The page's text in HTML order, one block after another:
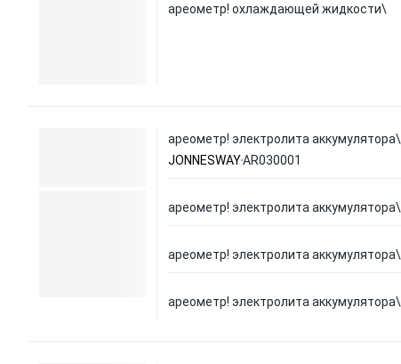
ареометр! охлаждающей жидкости\
ареометр! электролита аккумулятора\
JONNESWAYAR030001
ареометр! электролита аккумулятора\
ареометр! электролита аккумулятора\
ареометр! электролита аккумулятора\